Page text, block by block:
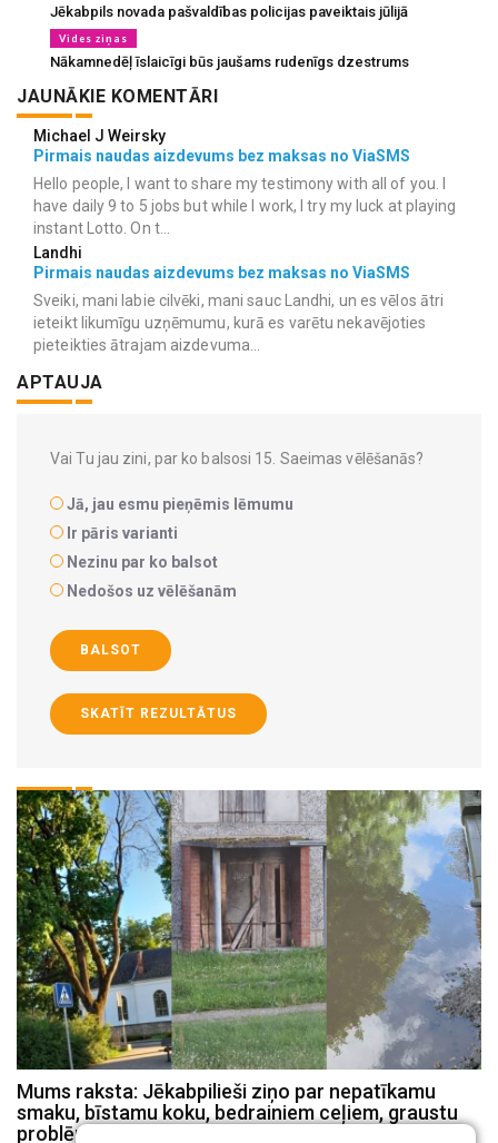
Jēkabpils novada pašvaldības policijas paveiktais jūlijā
Vides ziņas
Nākamnedēļ īslaicīgi būs jaušams rudenīgs dzestrums
JAUNĀKIE KOMENTĀRI
Michael J Weirsky
Pirmais naudas aizdevums bez maksas no ViaSMS
Hello people, I want to share my testimony with all of you. I
have daily 9 to 5 jobs but while I work, I try my luck at playing
instant Lotto. On t...
Landhi
Pirmais naudas aizdevums bez maksas no ViaSMS
Sveiki, mani labie cilvēki, mani sauc Landhi, un es vēlos ātri
ieteikt likumīgu uzņēmumu, kurā es varētu nekavējoties
pieteikties ātrajam aizdevuma...
APTAUJA
Vai Tu jau zini, par ko balsosi 15. Saeimas vēlēšanās?
Jā, jau esmu pieņēmis lēmumu
Ir pāris varianti
Nezinu par ko balsot
Nedošos uz vēlēšanām
BALSOT
SKATĪT REZULTĀTUS
Mums raksta: Jēkabpilieši ziņo par nepatīkamu
smaku, bīstamu koku, bedrainiem ceļiem, graustu
problēmām (FOTO)
Mums raksta: Jēkabpilī, Nameja un Viestura ielā
daudzstāvu māju pagalmos bojātas rotaļu laukumu
iekārtas (FOTO)